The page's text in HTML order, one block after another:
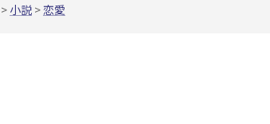
> 小説 > 恋愛